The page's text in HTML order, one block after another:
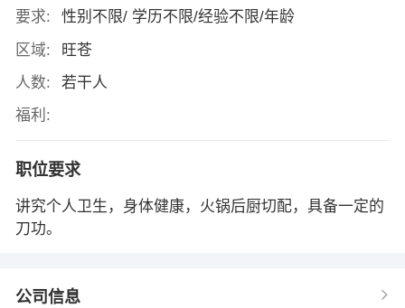
要求:
性别不限/ 学历不限/经验不限/年龄
区域:
旺苍
人数:
若干人
福利:
职位要求
讲究个人卫生，身体健康，火锅后厨切配，具备一定的
刀功。
公司信息